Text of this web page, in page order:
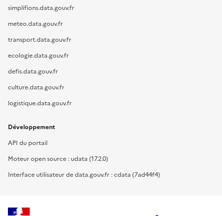
simplifions.data.gouv.fr
meteo.data.gouv.fr
transport.data.gouv.fr
ecologie.data.gouv.fr
defis.data.gouv.fr
culture.data.gouv.fr
logistique.data.gouv.fr
Développement
API du portail
Moteur open source : udata (17.2.0)
Interface utilisateur de data.gouv.fr : cdata (7ad44f4)